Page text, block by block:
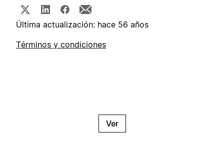
Última actualización: hace 56 años
Términos y condiciones
Ver